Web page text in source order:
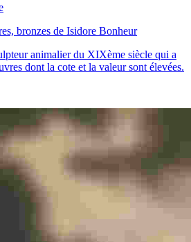
bronzes de Isidore Bonheur
animalier du XIXème siècle qui a
dont la cote et la valeur sont élevées.